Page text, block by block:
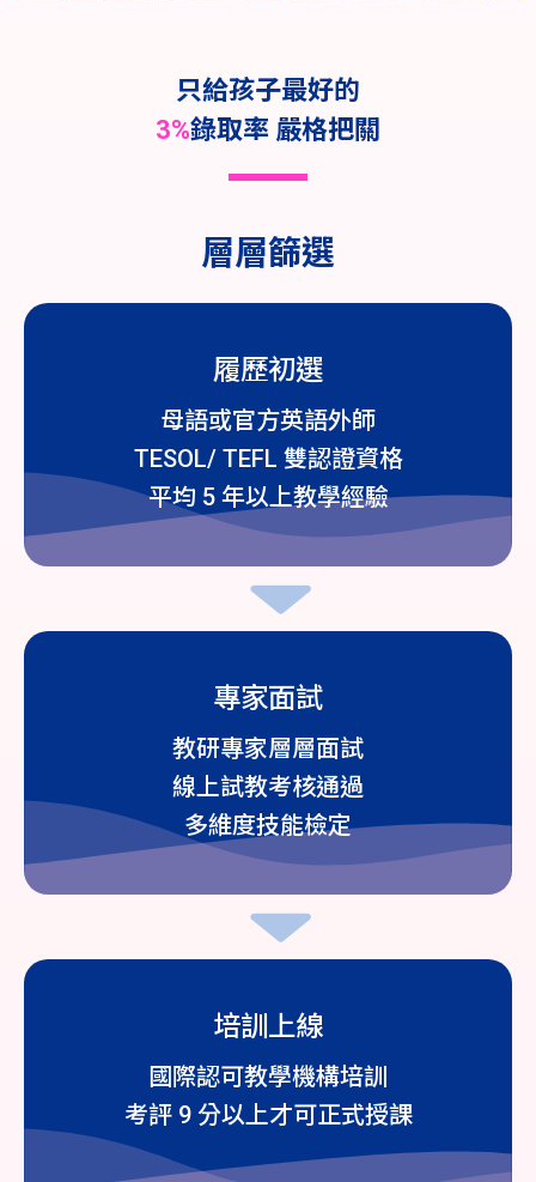
只給孩子最好的
3%錄取率 嚴格把關
層層篩選
履歷初選
母語或官方英語外師
TESOL/ TEFL 雙認證資格
平均 5 年以上教學經驗
專家面試
教研專家層層面試
線上試教考核通過
多維度技能檢定
培訓上線
國際認可教學機構培訓
考評 9 分以上才可正式授課